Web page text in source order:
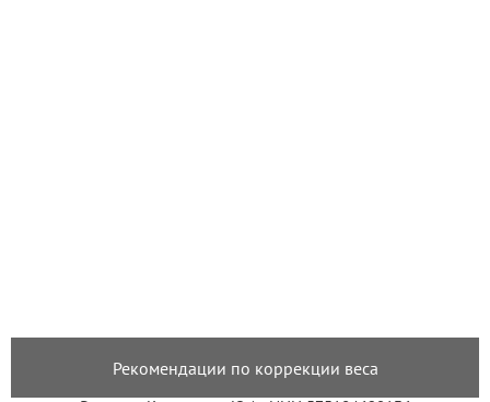
Рекомендации по коррекции веса